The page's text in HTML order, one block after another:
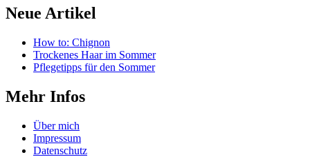
Neue Artikel
How to: Chignon
Trockenes Haar im Sommer
Pflegetipps für den Sommer
Mehr Infos
Über mich
Impressum
Datenschutz